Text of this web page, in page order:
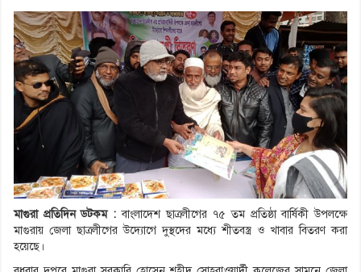
মাগুরা প্রতিদিন ডটকম : বাংলাদেশ ছাত্রলীগের ৭৫ তম প্রতিষ্ঠা বার্ষিকী উপলক্ষে
মাগুরায় জেলা ছাত্রলীগের উদ্যোগে দুস্থদের মধ্যে শীতবস্ত্র ও খাবার বিতরণ করা
হয়েছে।